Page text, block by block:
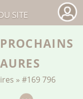
»#169 796
SITE